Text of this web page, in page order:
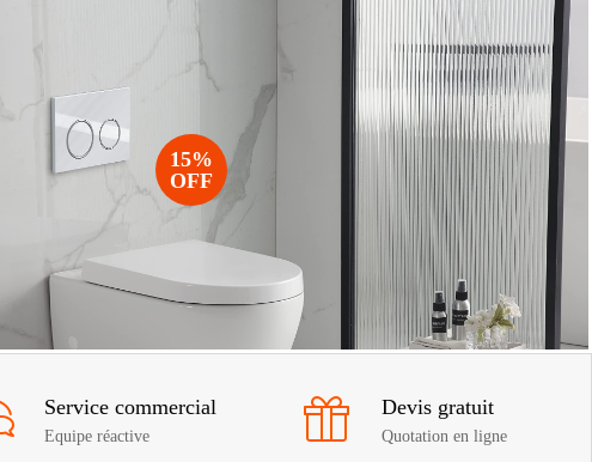
15%
OFF
Service commercial
Equipe réactive
Devis gratuit
Quotation en ligne